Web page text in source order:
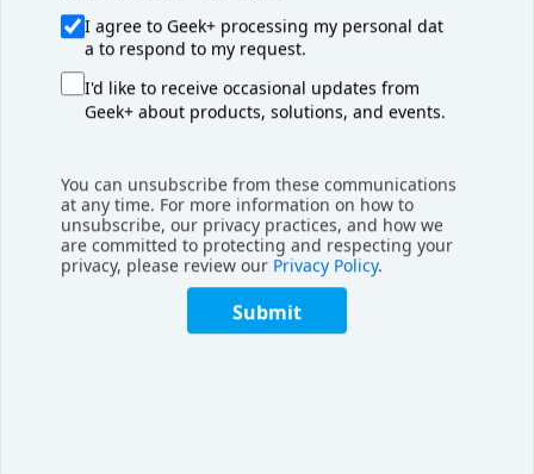
高安全性与容错设计：
物理隔离维修区、工作站人机交互作业区提供ESPE安全防
护措施、异常处理通过智能异常诊断实现闭环响应等多重设
计，结合RoboGo远程运维平台实现故障处理人员无需进
保障系统可用率超98.95%，有效规避人机碰撞风险
持续创新的扩展潜力： 全新升级的RoboShuttle V4.0引入
RoboShuttle Air，实现单工位送箱效率超600箱/小时，
仓吞吐效率提升40%以上；“大小车”组合模式可灵活扩展，
未来将支持更多机器人协同场景
I agree to Geek+ processing my personal dat
a to respond to my request.
I'd like to receive occasional updates from
Geek+ about products, solutions, and events.
You can unsubscribe from these communications
at any time. For more information on how to
unsubscribe, our privacy practices, and how we
are committed to protecting and respecting your
privacy, please review our Privacy Policy.
Submit